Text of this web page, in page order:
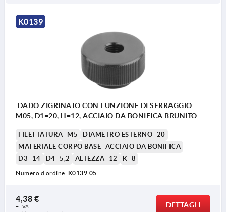
mm più lungo dell'altezza ”H”
K0139
DADO ZIGRINATO CON FUNZIONE DI SERRAGGIO
M05, D1=20, H=12, ACCIAIO DA BONIFICA BRUNITO
FILETTATURA=M5
DIAMETRO ESTERNO=20
MATERIALE CORPO BASE=ACCIAIO DA BONIFICA
D3=14
D4=5,2 ALTEZZA=12 K=8
Numero d’ordine: K0139.05
4,38 €
+ IVA
DETTAGLI